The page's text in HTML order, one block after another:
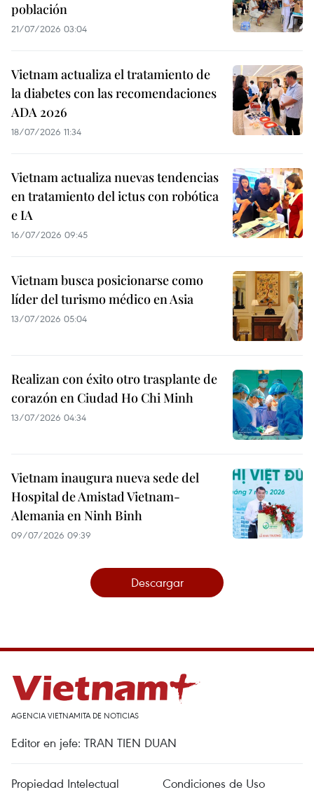
población
21/07/2026 03:04
Vietnam actualiza el tratamiento de
la diabetes con las recomendaciones
ADA 2026
18/07/2026 11:34
Vietnam actualiza nuevas tendencias
en tratamiento del ictus con robótica
e IA
16/07/2026 09:45
Vietnam busca posicionarse como
líder del turismo médico en Asia
13/07/2026 05:04
Realizan con éxito otro trasplante de
corazón en Ciudad Ho Chi Minh
13/07/2026 04:34
Vietnam inaugura nueva sede del
Hospital de Amistad Vietnam-
Alemania en Ninh Binh
09/07/2026 09:39
Descargar
AGENCIA VIETNAMITA DE NOTICIAS
Editor en jefe: TRAN TIEN DUAN
Propiedad Intelectual Condiciones de Uso